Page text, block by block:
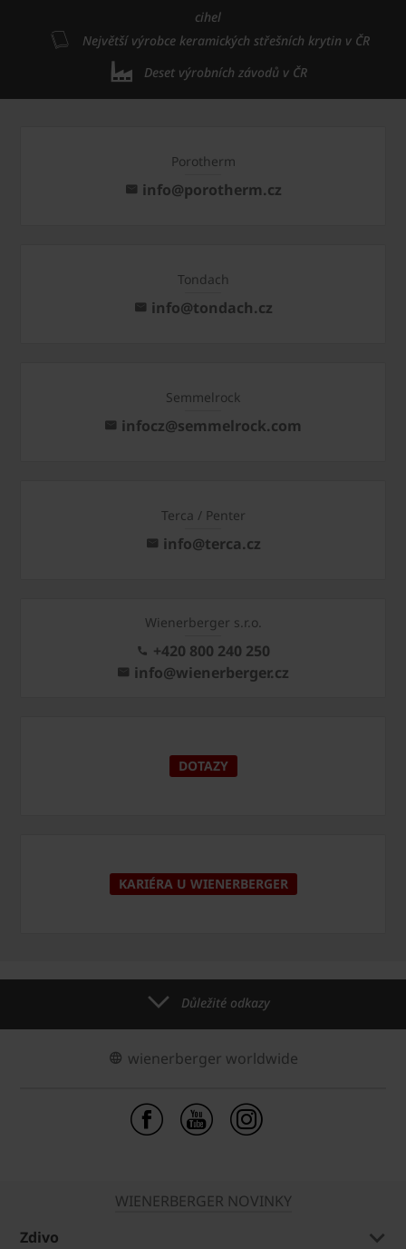
cihel
Největší výrobce keramických střešních krytin v ČR
Deset výrobních závodů v ČR
Porotherm
info@porotherm.cz
Tondach
info@tondach.cz
Semmelrock
infocz@semmelrock.com
Terca / Penter
info@terca.cz
Wienerberger s.r.o.
+420 800 240 250
info@wienerberger.cz
DOTAZY
KARIÉRA U WIENERBERGER
Důležité odkazy
wienerberger worldwide
WIENERBERGER NOVINKY
Zdivo